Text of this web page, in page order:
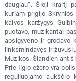
daugiau“. Šioji kraitį
kuriam prigijo
kalvos karžygys
puotavo, muzikantai
apsigyveno ir grodavo
linksmindavęs ir
Muzikos. Šiandien ant
Prie Ilgio ežero yra
reguliuojamo aukščio